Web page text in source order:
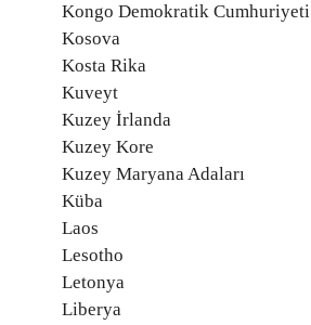
Kongo Demokratik Cumhuriyeti
Kosova
Kosta Rika
Kuveyt
Kuzey İrlanda
Kuzey Kore
Kuzey Maryana Adaları
Küba
Laos
Lesotho
Letonya
Liberya